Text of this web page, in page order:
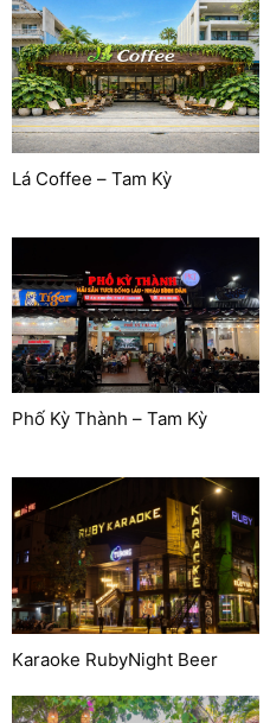
Lá Coffee – Tam Kỳ
Phố Kỳ Thành – Tam Kỳ
Karaoke RubyNight Beer